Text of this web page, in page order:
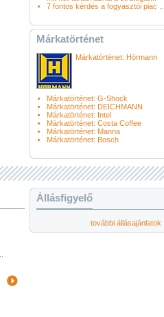
7 fontos kérdés a fogyasztói piac ...
Márkatörténet
Márkatörténet: Hörmann
Márkatörténet: G-Shock
Márkatörténet: DEICHMANN
Márkatörténet: Intel
Márkatörténet: Costa Coffee
Márkatörténet: Manna
Márkatörténet: Bosch
Állásfigyelő
további állásajánlatok